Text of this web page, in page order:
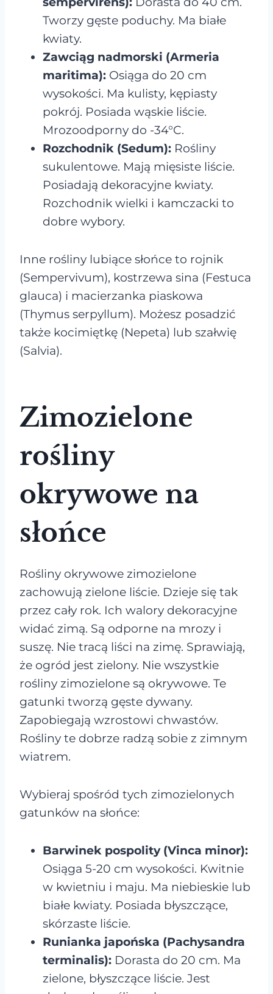
Tworzy gęste poduchy. Ma białe
kwiaty.
Zawciąg nadmorski (Armeria
maritima): Osiąga do 20 cm
wysokości. Ma kulisty, kępiasty
pokrój. Posiada wąskie liście.
Mrozoodporny do -34°C.
Rozchodnik (Sedum): Rośliny
sukulentowe. Mają mięsiste liście.
Posiadają dekoracyjne kwiaty.
Rozchodnik wielki i kamczacki to
dobre wybory.
Inne rośliny lubiące słońce to rojnik
(Sempervivum), kostrzewa sina (Festuca
glauca) i macierzanka piaskowa
(Thymus serpyllum). Możesz posadzić
także kocimiętkę (Nepeta) lub szałwię
(Salvia).
Zimozielone
rośliny
okrywowe na
słońce
Rośliny okrywowe zimozielone
zachowują zielone liście. Dzieje się tak
przez cały rok. Ich walory dekoracyjne
widać zimą. Są odporne na mrozy i
suszę. Nie tracą liści na zimę. Sprawiają,
że ogród jest zielony. Nie wszystkie
rośliny zimozielone są okrywowe. Te
gatunki tworzą gęste dywany.
Zapobiegają wzrostowi chwastów.
Rośliny te dobrze radzą sobie z zimnym
wiatrem.
Wybieraj spośród tych zimozielonych
gatunków na słońce:
Barwinek pospolity (Vinca minor):
Osiąga 5-20 cm wysokości. Kwitnie
w kwietniu i maju. Ma niebieskie lub
białe kwiaty. Posiada błyszczące,
skórzaste liście.
Runianka japońska (Pachysandra
terminalis): Dorasta do 20 cm. Ma
zielone, błyszczące liście. Jest